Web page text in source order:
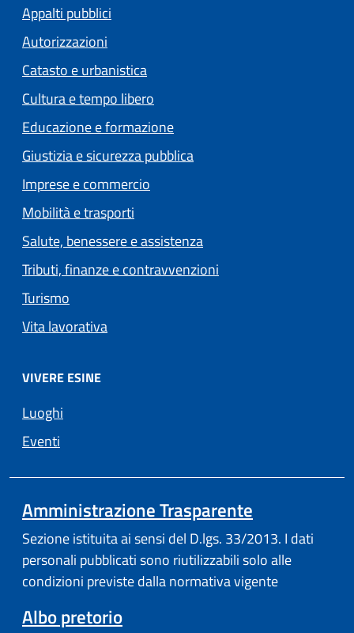
Appalti pubblici
Autorizzazioni
Catasto e urbanistica
Cultura e tempo libero
Educazione e formazione
Giustizia e sicurezza pubblica
Imprese e commercio
Mobilità e trasporti
Salute, benessere e assistenza
Tributi, finanze e contravvenzioni
Turismo
Vita lavorativa
VIVERE ESINE
Luoghi
Eventi
Amministrazione Trasparente
Sezione istituita ai sensi del D.lgs. 33/2013. I dati
personali pubblicati sono riutilizzabili solo alle
condizioni previste dalla normativa vigente
Albo pretorio(apre in un'altra scheda).